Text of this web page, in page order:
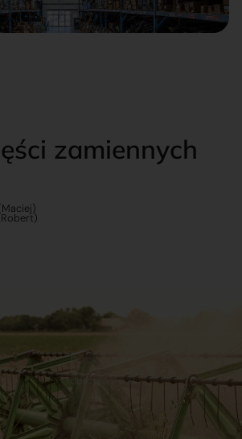
zamiennych
Praca
Ubezpieczenia